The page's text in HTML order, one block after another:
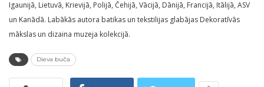
Igaunijā, Lietuvā, Krievijā, Polijā, Čehijā, Vācijā, Dānijā, Francijā, Itālijā, ASV
un Kanādā. Labākās autora batikas un tekstilijas glabājas Dekoratīvās
mākslas un dizaina muzeja kolekcijā.
Dieva buča